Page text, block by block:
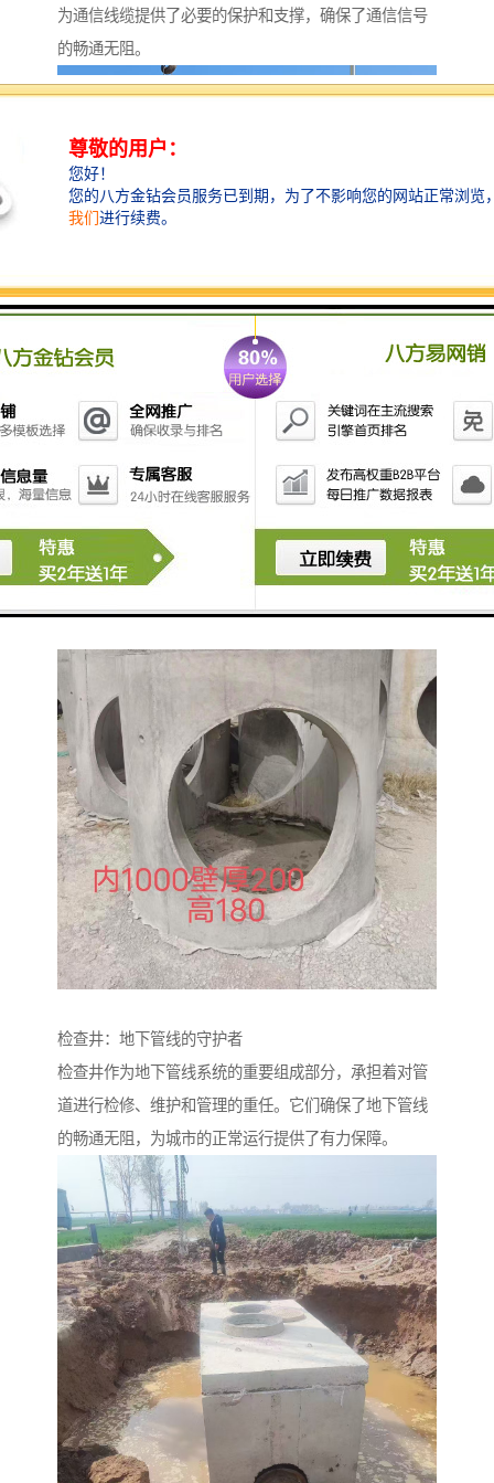
为通信线缆提供了必要的保护和支撑，确保了通信信号
的畅通无阻。
创新设计，提升检查井性能
随着技术的不断进步和创新设计的应用，检查井的性能
得到了显著提升。新型的检查井不仅具有更高的强度和
密封性，还更加易于安装和维护。
检查井：地下管线的守护者
检查井作为地下管线系统的重要组成部分，承担着对管
道进行检修、维护和管理的重任。它们确保了地下管线
的畅通无阻，为城市的正常运行提供了有力保障。